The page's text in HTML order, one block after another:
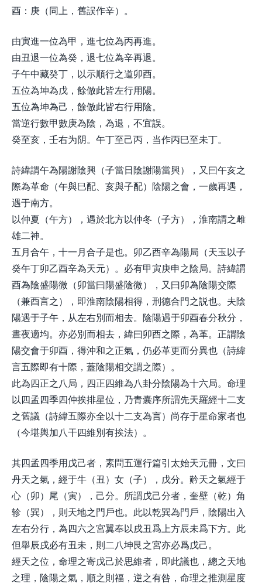
酉：庚（同上，舊誤作辛）。
由寅進一位為甲，進七位為丙再進。
由丑退一位為癸，退七位為辛再退。
子午中藏癸丁，以示順行之道卯酉。
五位為坤為戊，餘倣此皆左行用陽。
五位為坤為己，餘倣此皆右行用陰。
當逆行數甲數庚為陰，為退，不宜誤。
癸至亥，壬右为阴。午丁至己丙，当作丙巳至未丁。
詩緯謂午為陽謝陰興（子當日陰謝陽當興），又曰午亥之
際為革命（午與巳配、亥與子配）陰陽之會，一歲再遇，
遇于南方。
以仲夏（午方），遇於北方以仲冬（子方），淮南謂之雌
雄二神。
五月合午，十一月合子是也。卯乙酉辛為陽局（天玉以子
癸午丁卯乙酉辛為天元）。必有甲寅庚申之陰局。詩緯謂
酉為陰盛陽微（卯當曰陽盛陰微），又曰卯為陰陽交際
（兼酉言之），即淮南陰陽相得，刑德合門之説也。夫陰
陽遇于子午，从左右別而相去。陰陽遇于卯酉春分秋分，
晝夜適均。亦必別而相去，緯曰卯酉之際，為革。正謂陰
陽交會于卯酉，得沖和之正氣，仍必革更而分異也（詩緯
言五際即有十際，蓋陰陽相交謂之際）。
此為四正之八局，四正四維為八卦分陰陽為十六局。命理
以四孟四季四仲挨排星位，乃青囊序所謂先天羅經十二支
之舊議（詩緯五際亦全以十二支為言）尚存于星命家者也
（今堪輿加八干四維別有挨法）。
其四孟四季用戊己者，素問五運行篇引太始天元冊，文曰
丹天之氣，經于牛（丑）女（子），戊分。黅天之氣經于
心（卯）尾（寅），己分。所謂戊己分者，奎壁（乾）角
轸（巽），則天地之門戶也。此以乾巽為門戶，陰陽出入
左右分行，為四六之宮翼奉以戌丑爲上方辰未爲下方。此
但舉辰戌必有丑未，則二八坤艮之宮亦必爲戊己。
經天之位，命理之寄戊己於思維者，即此議也，總之天地
之理，陰陽之氣，順之則福，逆之有咎，命理之推測星度